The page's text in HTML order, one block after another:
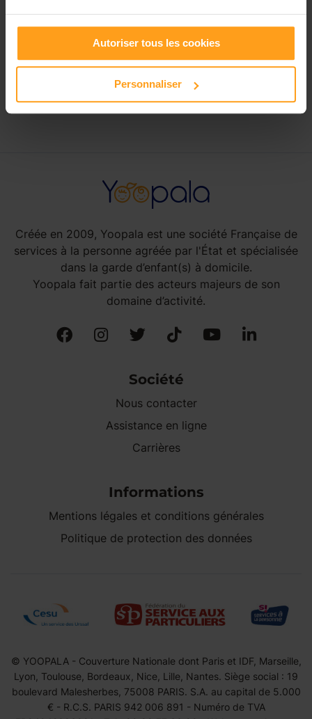
Autoriser tous les cookies
Personnaliser
Petites annonces de
nounous à Gaillac-Toulza
Créée en 2009, Yoopala est une société Française de
services à la personne agréée par l'État et spécialisée
dans la garde d’enfant(s) à domicile.
Yoopala fait partie des acteurs majeurs de son
domaine d’activité.
Société
Nous contacter
Assistance en ligne
Carrières
Informations
Mentions légales et conditions générales
Politique de protection des données
© YOOPALA - Couverture Nationale dont Paris et IDF, Marseille,
Lyon, Toulouse, Bordeaux, Nice, Lille, Nantes. Siège social : 19
boulevard Malesherbes, 75008 PARIS. S.A. au capital de 5.000
€ - R.C.S. PARIS 942 006 891 - Numéro de TVA